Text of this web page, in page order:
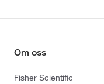
Om oss
Fisher Scientific